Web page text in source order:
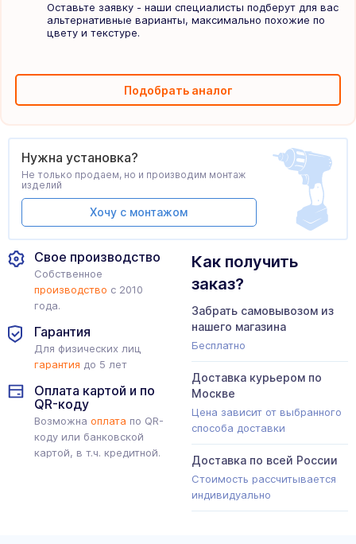
Оставьте заявку - наши специалисты подберут для вас
альтернативные варианты, максимально похожие по
цвету и текстуре.
Подобрать аналог
Свое производство
Собственное
производство с 2010
года.
Гарантия
Для физических лиц
гарантия до 5 лет
Оплата картой и по
QR-коду
Возможна оплата по QR-
коду или банковской
картой, в т.ч. кредитной.
Как получить
заказ?
Забрать самовывозом из
нашего магазина
Бесплатно
Доставка курьером по
Москве
Цена зависит от выбранного
способа доставки
Доставка по всей России
Стоимость рассчитывается
индивидуально
Нужна установка?
Не только продаем, но и производим монтаж
изделий
Хочу с монтажом